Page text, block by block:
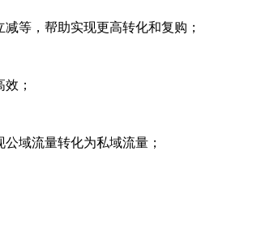
等，帮助实现更高转化和复购；
；
域流量转化为私域流量；